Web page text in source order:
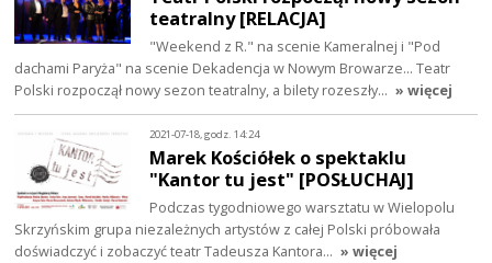
teatralny [RELACJA]
"Weekend z R." na scenie Kameralnej i "Pod
dachami Paryża" na scenie Dekadencja w Nowym Browarze... Teatr
Polski rozpoczął nowy sezon teatralny, a bilety rozeszły… » więcej
2021-07-18, godz. 14:24
Marek Kościółek o spektaklu
"Kantor tu jest" [POSŁUCHAJ]
Podczas tygodniowego warsztatu w Wielopolu
Skrzyńskim grupa niezależnych artystów z całej Polski próbowała
doświadczyć i zobaczyć teatr Tadeusza Kantora… » więcej